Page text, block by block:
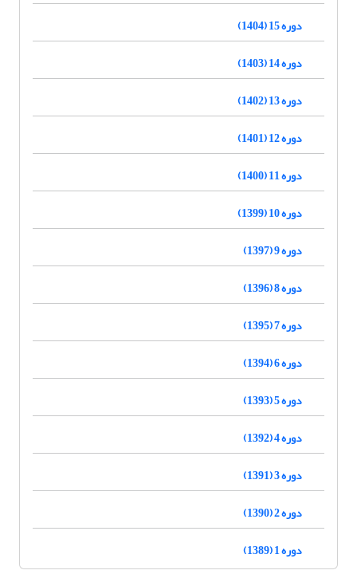
دوره 15 (1404)
دوره 14 (1403)
دوره 13 (1402)
دوره 12 (1401)
دوره 11 (1400)
دوره 10 (1399)
دوره 9 (1397)
دوره 8 (1396)
دوره 7 (1395)
دوره 6 (1394)
دوره 5 (1393)
دوره 4 (1392)
دوره 3 (1391)
دوره 2 (1390)
دوره 1 (1389)